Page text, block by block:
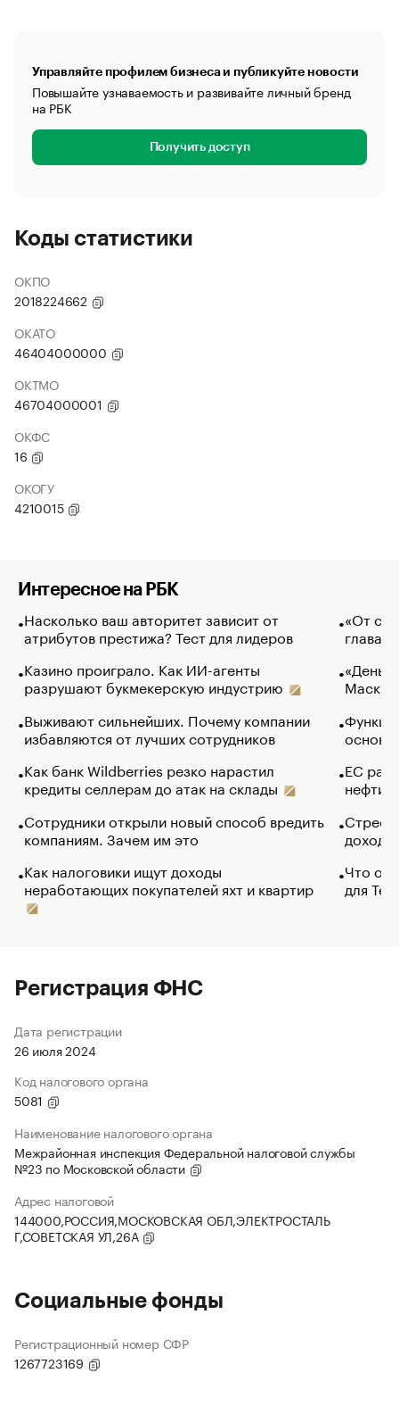
Управляйте профилем бизнеса и публикуйте новости
Повышайте узнаваемость и развивайте личный бренд
на РБК
Получить доступ
Коды статистики
ОКПО
2018224662
ОКАТО
46404000000
ОКТМО
46704000001
ОКФС
16
ОКОГУ
4210015
Интересное на РБК
Насколько ваш авторитет зависит от
атрибутов престижа? Тест для лидеров
Казино проиграло. Как ИИ-агенты
разрушают букмекерскую индустрию
Выживают сильнейших. Почему компании
избавляются от лучших сотрудников
Как банк Wildberries резко нарастил
кредиты селлерам до атак на склады
Сотрудники открыли новый способ вредить
компаниям. Зачем им это
Как налоговики ищут доходы
неработающих покупателей яхт и квартир
«От
глава
Маск в
основ
ЕС
нефти
Что
для
Регистрация ФНС
Дата регистрации
26 июля 2024
Код налогового органа
5081
Наименование налогового органа
Межрайонная инспекция Федеральной налоговой службы
№23 по Московской области
Адрес налоговой
144000,РОССИЯ,МОСКОВСКАЯ ОБЛ,ЭЛЕКТРОСТАЛЬ
Г,СОВЕТСКАЯ УЛ,26А
Социальные фонды
Регистрационный номер СФР
1267723169